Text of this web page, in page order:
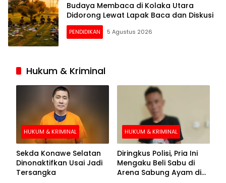
Budaya Membaca di Kolaka Utara
Didorong Lewat Lapak Baca dan Diskusi
PENDIDIKAN 5 Agustus 2026
Hukum & Kriminal
HUKUM & KRIMINAL
Sekda Konawe Selatan
Dinonaktifkan Usai Jadi
Tersangka
HUKUM & KRIMINAL
Diringkus Polisi, Pria Ini
Mengaku Beli Sabu di
Arena Sabung Ayam di